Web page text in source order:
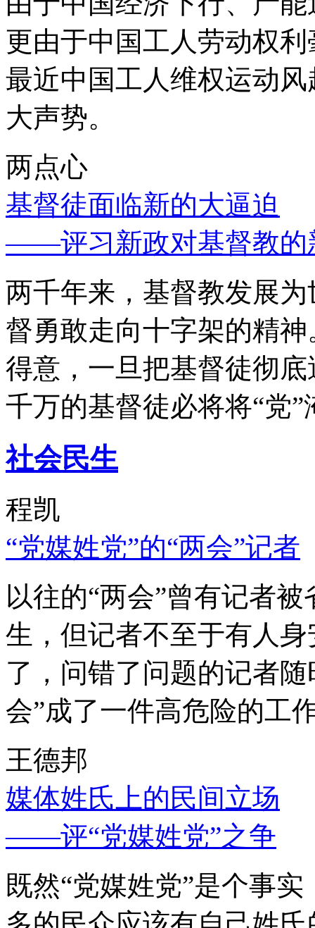
更由于中国工人劳动权
最近中国工人维权运动
大声势。
两点心
基督徒面临新的大逼迫
——评习新政对基督教的
两千年来，基督教发展
督勇敢走向十字架的精
得意，一旦把基督徒彻
千万的基督徒必将将“党”
社会民生
程凯
“党媒姓党”的“两会”记者
以往的“两会”曾有记者
生，但记者不至于有人
了，问错了问题的记者
会”成了一件高危险的工
王德邦
媒体姓氏上的民间立场
——评“党媒姓党”之争
既然“党媒姓党”是个事